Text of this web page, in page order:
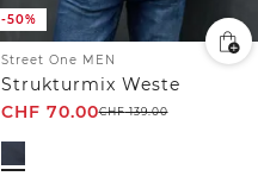
-50%
Street One MEN
Strukturmix Weste
CHF 70.00CHF139.00